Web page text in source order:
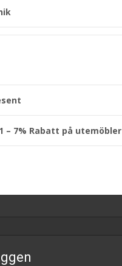
– 7% Rabatt på utemöbler